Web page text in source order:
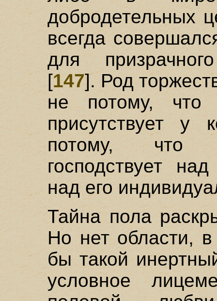
добродетельных
всегда
для
[147]. Род
не потому, что
присутствует у
потому, что
господствует
над его
Тайна пола
Но нет области, в
бы такой
условное